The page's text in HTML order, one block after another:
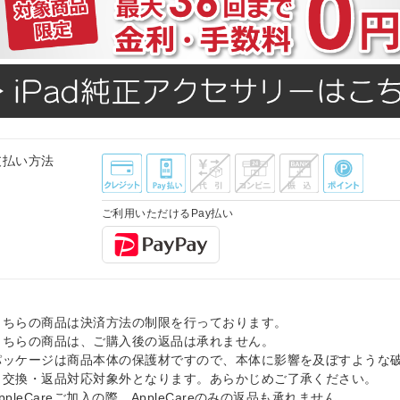
払い方法
ご利用いただけるPay払い
らの商品は決済方法の制限を行っております。
らの商品は、ご購入後の返品は承れません。
ケージは商品本体の保護材ですので、本体に影響を及ぼすような
交換・返品対応対象外となります。あらかじめご了承ください。
ご加入の際、AppleCareのみの返品も承れません。